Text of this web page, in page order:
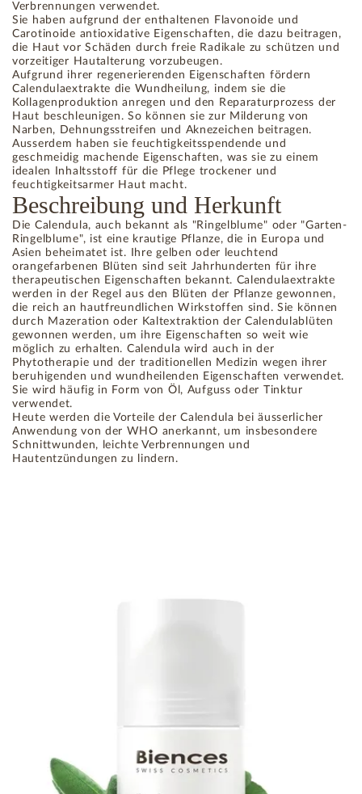
Verbrennungen verwendet.
Sie haben aufgrund der enthaltenen Flavonoide und
Carotinoide antioxidative Eigenschaften, die dazu beitragen,
die Haut vor Schäden durch freie Radikale zu schützen und
vorzeitiger Hautalterung vorzubeugen.
Aufgrund ihrer regenerierenden Eigenschaften fördern
Calendulaextrakte die Wundheilung, indem sie die
Kollagenproduktion anregen und den Reparaturprozess der
Haut beschleunigen. So können sie zur Milderung von
Narben, Dehnungsstreifen und Aknezeichen beitragen.
Ausserdem haben sie feuchtigkeitsspendende und
geschmeidig machende Eigenschaften, was sie zu einem
idealen Inhaltsstoff für die Pflege trockener und
feuchtigkeitsarmer Haut macht.
Beschreibung und Herkunft
Die Calendula, auch bekannt als "Ringelblume" oder "Garten-
Ringelblume", ist eine krautige Pflanze, die in Europa und
Asien beheimatet ist. Ihre gelben oder leuchtend
orangefarbenen Blüten sind seit Jahrhunderten für ihre
therapeutischen Eigenschaften bekannt. Calendulaextrakte
werden in der Regel aus den Blüten der Pflanze gewonnen,
die reich an hautfreundlichen Wirkstoffen sind. Sie können
durch Mazeration oder Kaltextraktion der Calendulablüten
gewonnen werden, um ihre Eigenschaften so weit wie
möglich zu erhalten. Calendula wird auch in der
Phytotherapie und der traditionellen Medizin wegen ihrer
beruhigenden und wundheilenden Eigenschaften verwendet.
Sie wird häufig in Form von Öl, Aufguss oder Tinktur
verwendet.
Heute werden die Vorteile der Calendula bei äusserlicher
Anwendung von der WHO anerkannt, um insbesondere
Schnittwunden, leichte Verbrennungen und
Hautentzündungen zu lindern.